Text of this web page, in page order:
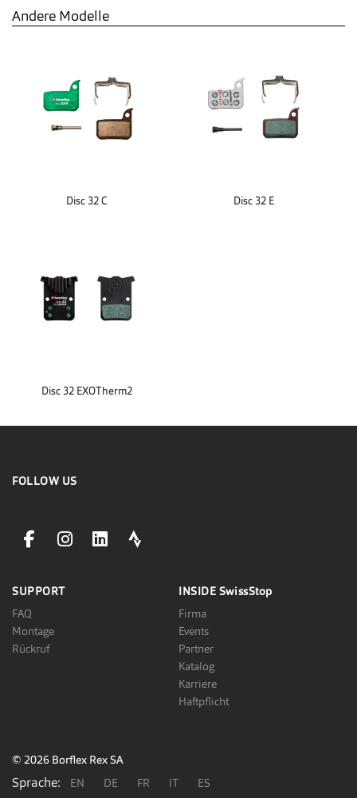
Andere Modelle
Disc 32 C Disc 32 E
Disc 32 EXOTherm2
FOLLOW US
facebookLink
instagramLink
linkedinLinkstravaLink
SUPPORT
FAQ
Montage
Rückruf
INSIDE SwissStop
Firma
Events
Partner
Katalog
Karriere
Haftpflicht
© 2026 Borflex Rex SA
Sprache: EN DE FR IT ES